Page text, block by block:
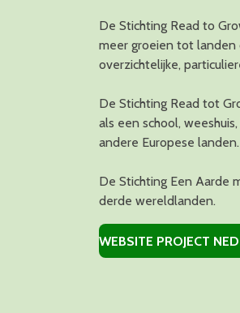
De Stichting Read to
meer groeien tot landen
overzichtelijke,
De Stichting Read tot
als een school,
andere Europese
De Stichting Een Aarde
derde wereldlanden.
WEBSITE PROJECT